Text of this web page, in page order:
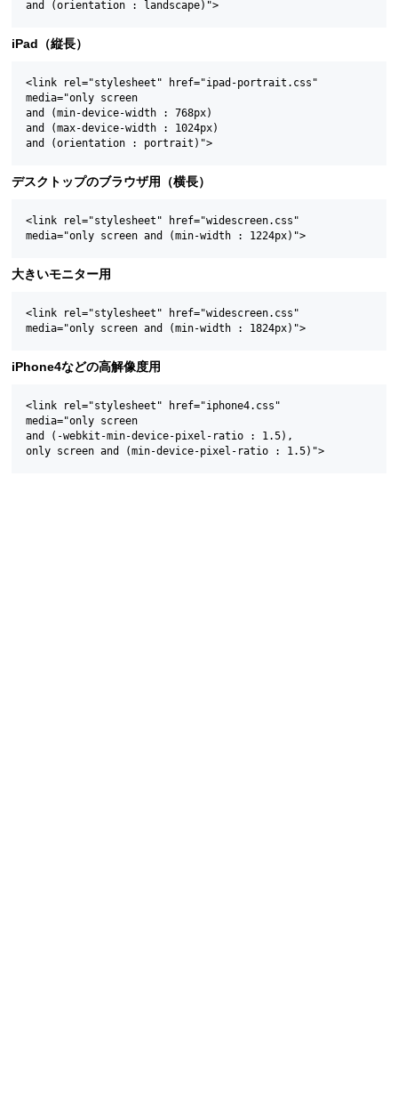
iPad（縦長）
<link rel="stylesheet" href="ipad-portrait.css"
media="only screen
and (min-device-width : 768px)
and (max-device-width : 1024px)
デスクトップのブラウザ用（横長）
<link rel="stylesheet" href="widescreen.css"
大きいモニター用
<link rel="stylesheet" href="widescreen.css"
iPhone4などの高解像度用
<link rel="stylesheet" href="iphone4.css"
media="only screen
and (-webkit-min-device-pixel-ratio : 1.5),